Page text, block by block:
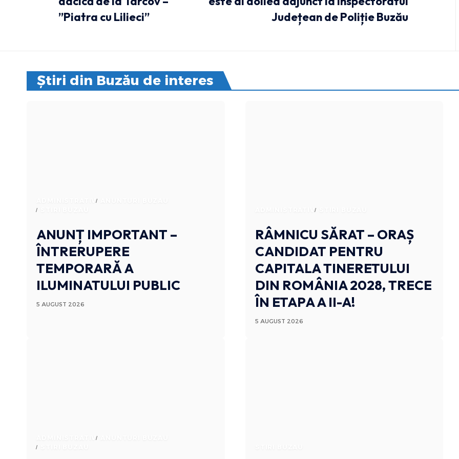
”Piatra cu Lilieci”
Județean de Poliție Buzău
Știri din Buzău de interes
ADMINISTRATIV
ANUNȚ IMPORTANT –
ÎNTRERUPERE
TEMPORARĂ A
ILUMINATULUI PUBLIC
5 AUGUST 2026
ADMINISTRATIV
RÂMNICU SĂRAT – ORAȘ
CANDIDAT PENTRU
CAPITALA TINERETULUI
DIN ROMÂNIA 2028, TRECE
ÎN ETAPA A II-A!
5 AUGUST 2026
ADMINISTRATIV